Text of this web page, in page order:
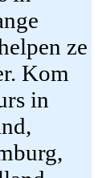
ze
Kom
in